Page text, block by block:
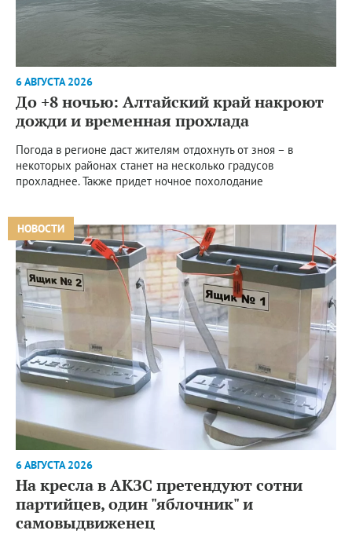
6 АВГУСТА 2026
До +8 ночью: Алтайский край накроют
дожди и временная прохлада
Погода в регионе даст жителям отдохнуть от зноя – в
некоторых районах станет на несколько градусов
прохладнее. Также придет ночное похолодание
НОВОСТИ
6 АВГУСТА 2026
На кресла в АКЗС претендуют сотни
партийцев, один "яблочник" и
самовыдвиженец